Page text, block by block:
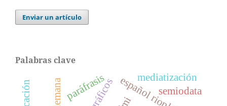
Enviar un artículo
Palabras clave
mediatización
gráficos
paráfrasis semiodata